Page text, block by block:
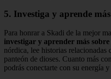
5. Investiga y aprende
Para honrar a Skadi de la mejor
investigar y aprender más sobre
nórdica, lee historias relacionadas
panteón de dioses. Cuanto más
podrás conectarte con su energía